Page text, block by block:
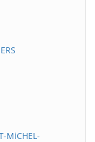
MiCHEL-